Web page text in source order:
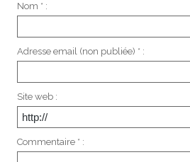
Nom * :
Adresse email (non publiée) * :
Site web :
Commentaire * :